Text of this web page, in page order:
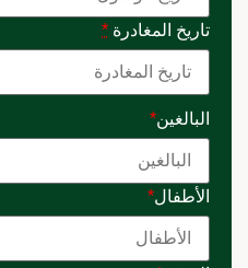
تاريخ المغادرة *
البالغين*
الأطفال*